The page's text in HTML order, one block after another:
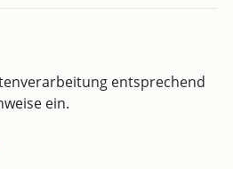
entsprechend
ein.